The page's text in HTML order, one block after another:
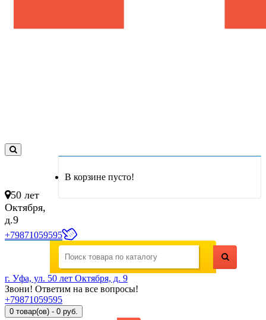
В корзине пусто!
50 лет
Октября,
д.9
+79871059595
г. Уфа, ул. 50 лет Октября, д. 9
Звони! Ответим на все вопросы!
+79871059595
0 товар(ов) - 0 руб.